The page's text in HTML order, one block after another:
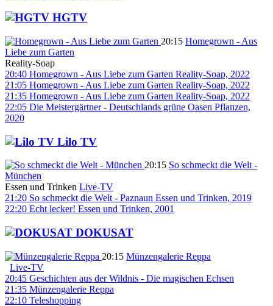
HGTV
20:15 Homegrown - Aus
Liebe zum Garten
Reality-Soap
20:40 Homegrown - Aus Liebe zum Garten Reality-Soap, 2022
21:05 Homegrown - Aus Liebe zum Garten Reality-Soap, 2022
21:35 Homegrown - Aus Liebe zum Garten Reality-Soap, 2022
22:05 Die Meistergärtner - Deutschlands grüne Oasen Pflanzen,
2020
Lilo TV
20:15 So schmeckt die Welt -
München
Essen und Trinken Live-TV
21:20 So schmeckt die Welt - Paznaun Essen und Trinken, 2019
22:20 Echt lecker! Essen und Trinken, 2001
DOKUSAT
20:15 Münzengalerie Reppa
Live-TV
20:45 Geschichten aus der Wildnis - Die magischen Echsen
21:35 Münzengalerie Reppa
22:10 Teleshopping